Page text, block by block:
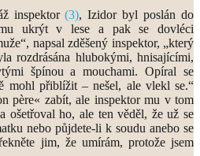
inspektor(3), Izidor byl poslán do
ukrýt v lese a pak se dovléci
napsal zděšený inspektor, „který
rozdrásána hlubokými, hnisajícími,
špínou a mouchami. Opíral se
mohl přiblížit – nešel, ale vlekl se.“
père« zabít, ale inspektor mu v tom
ošetřoval ho, ale ten věděl, že už se
nebo půjdete-li k soudu anebo se
jim, že umírám, protože jsem